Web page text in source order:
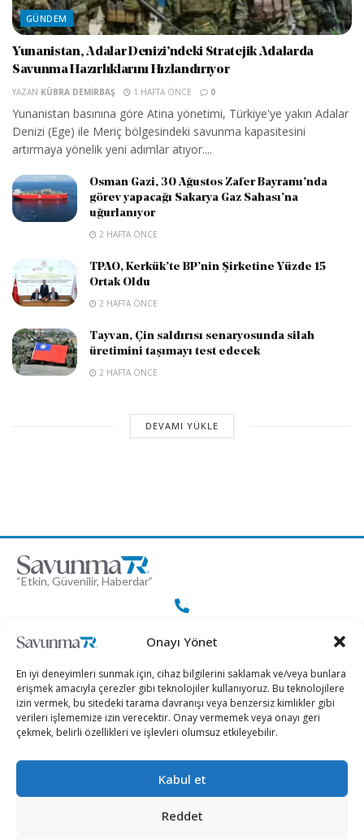
Onayı Yönet
En iyi deneyimleri sunmak için, cihaz bilgilerini saklamak ve/veya bunlara
erişmek amacıyla çerezler gibi teknolojiler kullanıyoruz. Bu teknolojilere
izin vermek, bu sitedeki tarama davranışı veya benzersiz kimlikler gibi
verileri işlememize izin verecektir. Onay vermemek veya onayı geri
çekmek, belirli özellikleri ve işlevleri olumsuz etkileyebilir.
Kabul et
Reddet
GÜNDEM
Yunanistan, Adalar Denizi’ndeki Stratejik Adalarda
Savunma Hazırlıklarını Hızlandırıyor
YAZAN KÜBRA DEMIRBAŞ 1 HAFTA ÖNCE 0
Yunanistan basınına göre Atina yönetimi, Türkiye'ye yakın Adalar
Denizi (Ege) ile Meriç bölgesindeki savunma kapasitesini
artırmaya yönelik yeni adımlar atıyor....
Osman Gazi, 30 Ağustos Zafer Bayramı’nda
görev yapacağı Sakarya Gaz Sahası’na
uğurlanıyor
2 HAFTA ÖNCE
TPAO, Kerkük’te BP’nin Şirketine Yüzde 15
Ortak Oldu
2 HAFTA ÖNCE
Tayvan, Çin saldırısı senaryosunda silah
üretimini taşımayı test edecek
2 HAFTA ÖNCE
DEVAMI YÜKLE
“Etkin, Güvenilir, Haberdar”
+90 530 308 17 96
iletisim@savunmatr.com
2026 © Savunma TR. Tüm Hakları Saklıdır.
Siber Güvenlik